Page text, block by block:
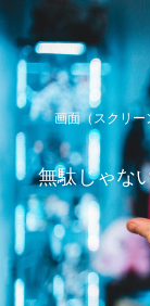
画面（スクリー
無駄じゃな